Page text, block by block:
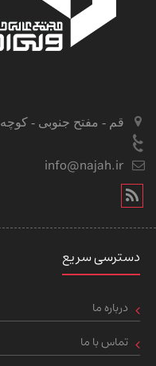
قم - مفتح جنوبی - کوچه 11- پلاک 5
info@najah.ir
دسترسی سریع
درباره ما
تماس با ما